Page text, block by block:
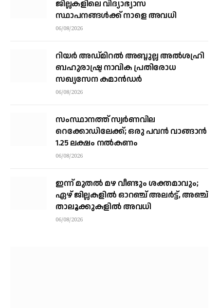
ജില്ലകളിലെ വിദ്യാഭ്യാസ
സ്ഥാപനങ്ങള്‍ക്ക് നാളെ അവധി
06/08/2026
റിയര്‍ അഡ്മിറല്‍ അബ്ദുല്ല അല്‍ശഹ്രി
ബഹുരാഷ്ട്ര നാവിക പ്രതിരോധ
സഖ്യസേന കമാന്‍ഡര്‍
06/08/2026
സംസ്ഥാനത്ത് സ്വര്‍ണവില
റെക്കോഡിലേക്ക്; ഒരു പവന്‍ വാങ്ങാന്‍
1.25 ലക്ഷം നല്‍കണം
06/08/2026
ഇന്ന് മുതല്‍ മഴ വീണ്ടും ശക്തമാവും;
ഏഴ് ജില്ലകളില്‍ ഓറഞ്ച് അലര്‍ട്ട്, അഞ്ച്
താലൂക്കുകളില്‍ അവധി
06/08/2026